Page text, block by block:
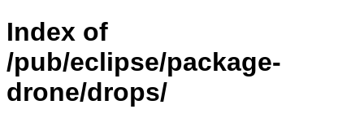
Index of
/pub/eclipse/package-
drone/drops/